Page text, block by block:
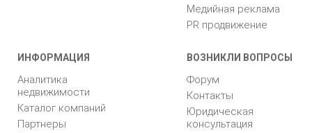
Медийная реклама
PR продвижение
ИНФОРМАЦИЯ
Аналитика
недвижимости
Каталог компаний
Партнеры
ВОЗНИКЛИ ВОПРОСЫ
Форум
Контакты
Юридическая
консультация